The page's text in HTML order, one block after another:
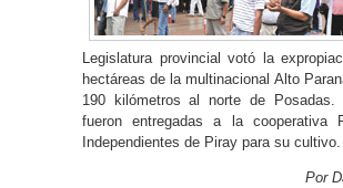
Legislatura provincial votó la
hectáreas de la multinacional Alto
190 kilómetros al norte de Posadas.
fueron entregadas a la cooperativa
Independientes de Piray para su cultivo.
Por